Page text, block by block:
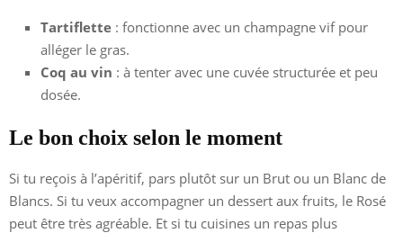
Tartiflette : fonctionne avec un champagne vif pour
alléger le gras.
Coq au vin : à tenter avec une cuvée structurée et peu
dosée.
Le bon choix selon le moment
Si tu reçois à l’apéritif, pars plutôt sur un Brut ou un Blanc de
Blancs. Si tu veux accompagner un dessert aux fruits, le Rosé
peut être très agréable. Et si tu cuisines un repas plus